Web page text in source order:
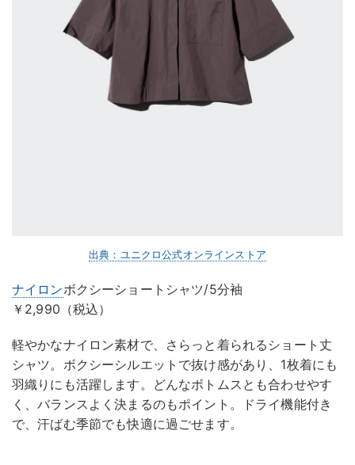
出典：ユニクロ公式オンラインストア
ナイロンボクシーショートシャツ/5分袖
￥2,990（税込）
軽やかなナイロン素材で、さらっと着られるショート丈
シャツ。ボクシーシルエットで抜け感があり、1枚着にも
羽織りにも活躍します。どんなボトムスとも合わせやす
く、バランスよく決まるのもポイント。ドライ機能付き
で、汗ばむ季節でも快適に過ごせます。